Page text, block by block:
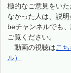
極的なご意見をい
なかった人は、説
beチャンネルでも
ご覧ください。
動画の視聴はこ
ル）